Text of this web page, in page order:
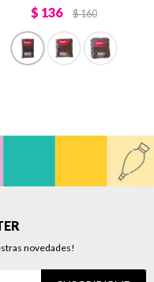
$ 136 $160
novedades!